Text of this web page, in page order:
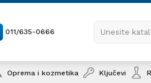
011/635-0666 Unesite
Oprema i kozmetika Ključevi